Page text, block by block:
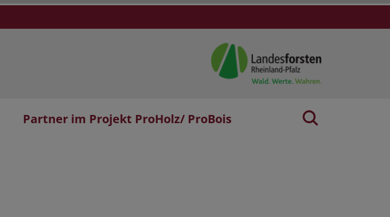
Partner im Projekt ProHolz/ ProBois